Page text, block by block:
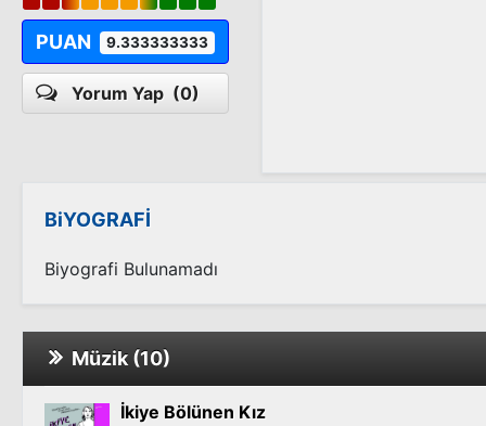
PUAN 9.333333333
Yorum Yap (0)
BiYOGRAFİ
Biyografi Bulunamadı
Müzik (10)
İkiye Bölünen Kız